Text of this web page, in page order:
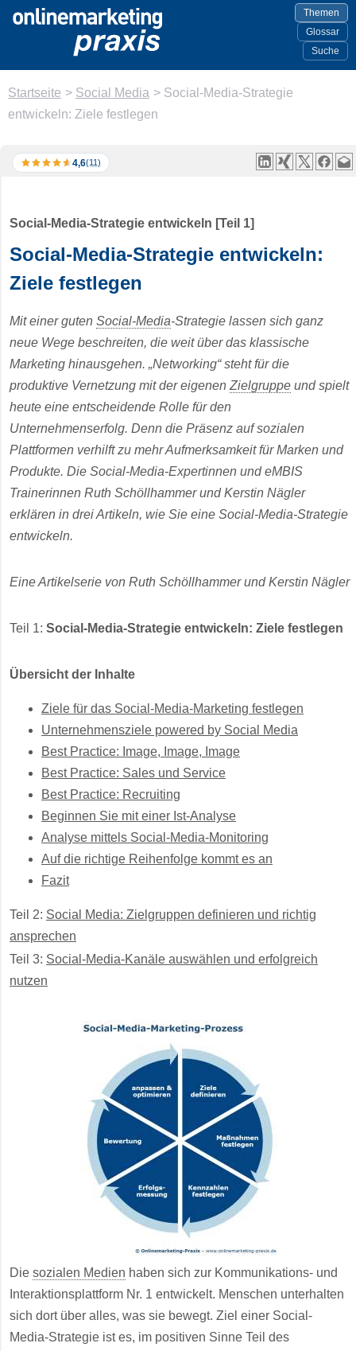
Themen
Glossar
Suche
Startseite > Social Media > Social-Media-Strategie
entwickeln: Ziele festlegen
4,6(11)
Social-Media-Strategie entwickeln [Teil 1]
Social-Media-Strategie entwickeln:
Ziele festlegen
Mit einer guten Social-Media-Strategie lassen sich ganz
neue Wege beschreiten, die weit über das klassische
Marketing hinausgehen. „Networking“ steht für die
produktive Vernetzung mit der eigenen Zielgruppe und spielt
heute eine entscheidende Rolle für den
Unternehmenserfolg. Denn die Präsenz auf sozialen
Plattformen verhilft zu mehr Aufmerksamkeit für Marken und
Produkte. Die Social-Media-Expertinnen und eMBIS
Trainerinnen Ruth Schöllhammer und Kerstin Nägler
erklären in drei Artikeln, wie Sie eine Social-Media-Strategie
entwickeln.
Eine Artikelserie von Ruth Schöllhammer und Kerstin Nägler
Teil 1: Social-Media-Strategie entwickeln: Ziele festlegen
Übersicht der Inhalte
Ziele für das Social-Media-Marketing festlegen
Unternehmensziele powered by Social Media
Best Practice: Image, Image, Image
Best Practice: Sales und Service
Best Practice: Recruiting
Beginnen Sie mit einer Ist-Analyse
Analyse mittels Social-Media-Monitoring
Auf die richtige Reihenfolge kommt es an
Fazit
Teil 2: Social Media: Zielgruppen definieren und richtig
ansprechen
Teil 3: Social-Media-Kanäle auswählen und erfolgreich
nutzen
Die sozialen Medien haben sich zur Kommunikations- und
Interaktionsplattform Nr. 1 entwickelt. Menschen unterhalten
sich dort über alles, was sie bewegt. Ziel einer Social-
Media-Strategie ist es, im positiven Sinne Teil des